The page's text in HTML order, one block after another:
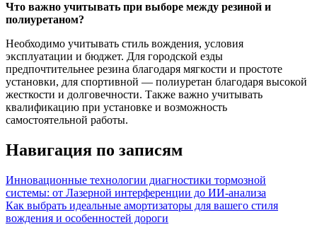
Что важно учитывать при выборе между резиной и
полиуретаном?
Необходимо учитывать стиль вождения, условия
эксплуатации и бюджет. Для городской езды
предпочтительнее резина благодаря мягкости и простоте
установки, для спортивной — полиуретан благодаря высокой
жесткости и долговечности. Также важно учитывать
квалификацию при установке и возможность
самостоятельной работы.
Навигация по записям
Инновационные технологии диагностики тормозной
системы: от Лазерной интерференции до ИИ-анализа
Как выбрать идеальные амортизаторы для вашего стиля
вождения и особенностей дороги